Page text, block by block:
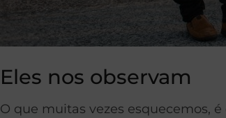
Eles nos observam
O que muitas vezes esquecemos,